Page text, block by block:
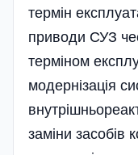
термін
приводи СУЗ
терміном
модернізація
заміни засобів